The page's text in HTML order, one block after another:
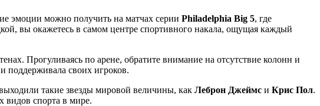
эмоции можно получить на матчах серии Philadelphia Big 5, где
вы окажетесь в самом центре спортивного накала, ощущая каждый
Прогуливаясь по арене, обратите внимание на отсутствие колонн и
поддерживала своих игроков.
такие звезды мировой величины, как Леброн Джеймс и Крис Пол.
видов спорта в мире.